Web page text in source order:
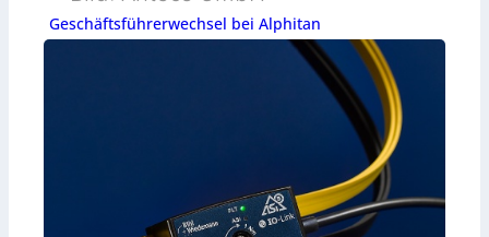
Geschäftsführerwechsel bei Alphitan